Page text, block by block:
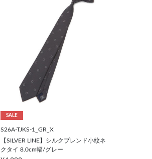
SALE
S26A-TJKS-1_GR_X
【SILVER LINE】シルクブレンド小紋ネ
クタイ 8.0cm幅/グレー